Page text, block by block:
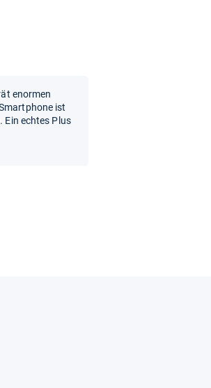
enormen
ist
Ein echtes Plus